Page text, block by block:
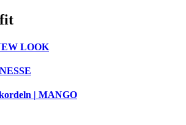
LOOK
| MANGO